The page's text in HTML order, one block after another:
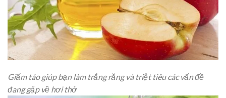
Giấm táo giúp bạn làm trắng răng và triệt tiêu các vấn đề
đang gặp về hơi thở